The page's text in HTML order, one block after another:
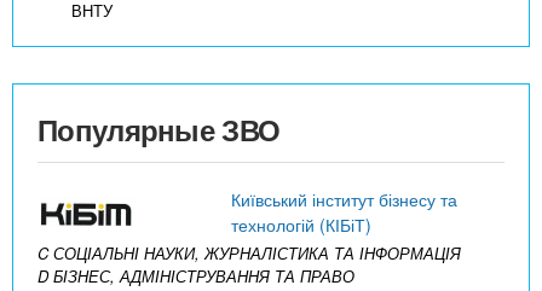
ВНТУ
Популярные ЗВО
Київський інститут бізнесу та
технологій (КІБіТ)
C СОЦІАЛЬНІ НАУКИ, ЖУРНАЛІСТИКА ТА ІНФОРМАЦІЯ
D БІЗНЕС, АДМІНІСТРУВАННЯ ТА ПРАВО